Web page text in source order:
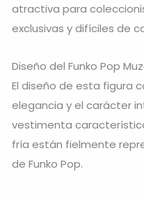
atractiva para
exclusivas y difíciles de
Diseño del Funko Pop
El diseño de esta figura
elegancia y el carácter
vestimenta
fría están fielmente
de Funko Pop.